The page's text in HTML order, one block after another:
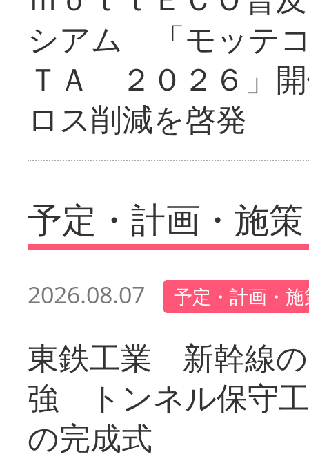
シアム 「モッテ
ＴＡ ２０２６」
ロス削減を啓発
予定・計画・施策
2026.08.07 予定・計画・
東鉄工業 新幹線
強 トンネル保守
の完成式